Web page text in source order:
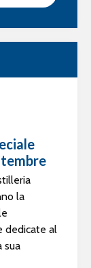
la
dedicate al
sua